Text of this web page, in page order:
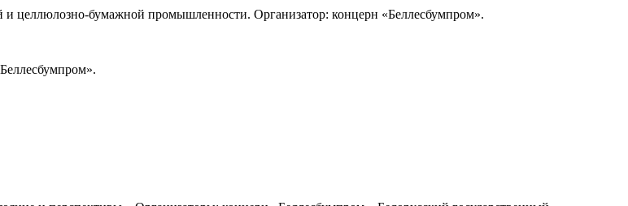
целлюлозно-бумажной промышленности. Организатор: концерн «Беллесбумпром».